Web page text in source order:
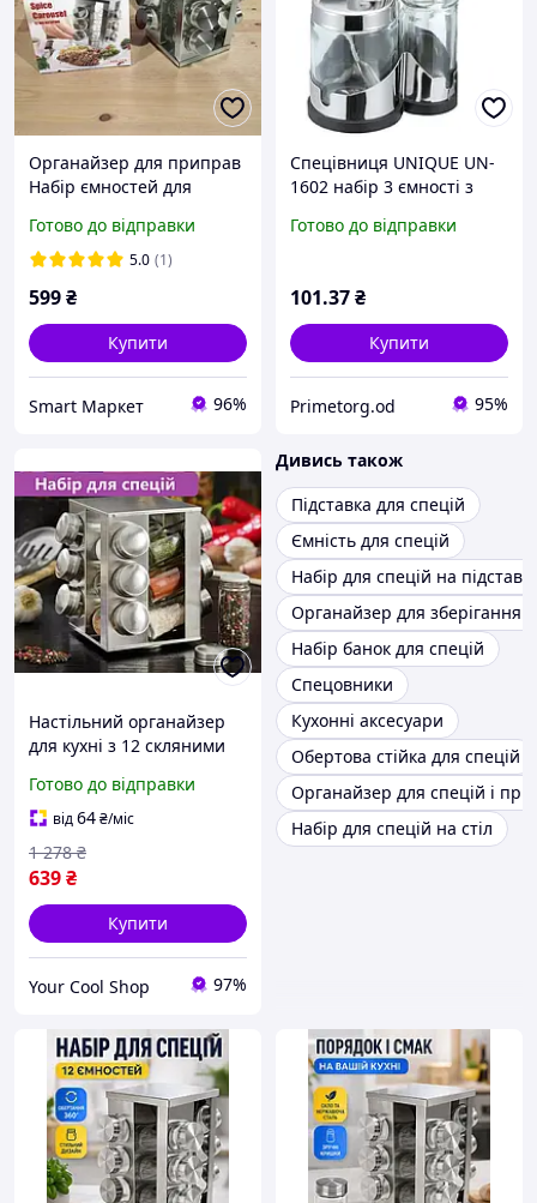
Органайзер для приправ
Набір ємностей для
Стійка для спецій 12 в 1
Готово до відправки
5.0 (1)
599₴
Купити
Smart Маркет 96%
Спецівниця UNIQUE UN-
1602 набір 3 ємності з
нержавіюча сталь,
Готово до відправки
101.37₴
Купити
Primetorg.od 95%
Настільний органайзер
для кухні з 12 скляними
металевою стійкою
сріблястого кольору.
Готово до відправки
від64₴/міс
639₴
1 278 ₴
Купити
Your Cool Shop 97%
Дивись також
Підставка для спецій
Ємність для спецій
Набір для спецій на підставці
Органайзер для зберігання
Набір банок для спецій
Спецовники
Кухонні аксесуари
Обертова стійка для спецій
Органайзер для спецій і
Набір для спецій на стіл